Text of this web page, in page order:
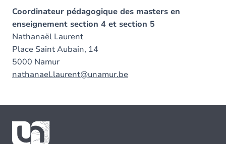
Coordinateur pédagogique des masters en
enseignement section 4 et section 5
Nathanaël Laurent
Place Saint Aubain, 14
5000 Namur
nathanael.laurent@unamur.be